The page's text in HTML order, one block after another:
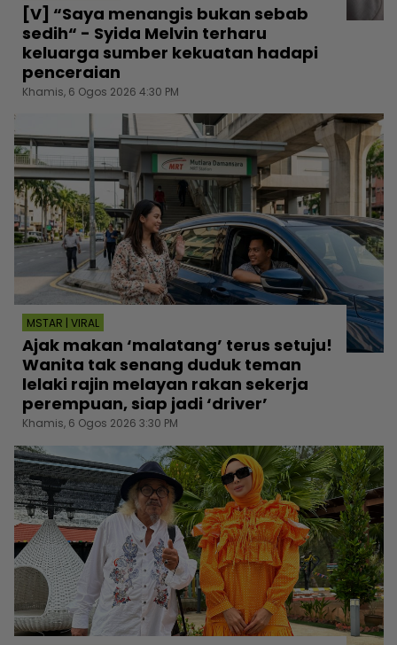
[V] “Saya menangis bukan sebab
sedih“ - Syida Melvin terharu
keluarga sumber kekuatan hadapi
penceraian
Khamis, 6 Ogos 2026 4:30 PM
MSTAR | VIRAL
Ajak makan ‘malatang’ terus setuju!
Wanita tak senang duduk teman
lelaki rajin melayan rakan sekerja
perempuan, siap jadi ‘driver’
Khamis, 6 Ogos 2026 3:30 PM